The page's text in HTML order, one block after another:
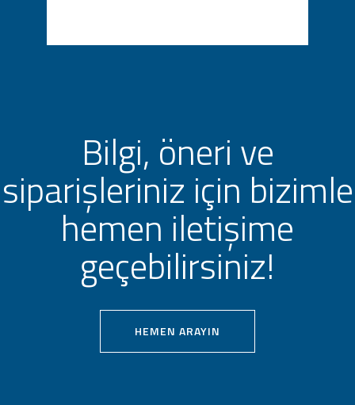
Bilgi, öneri ve
siparişleriniz için bizimle
hemen iletişime
geçebilirsiniz!
HEMEN ARAYIN